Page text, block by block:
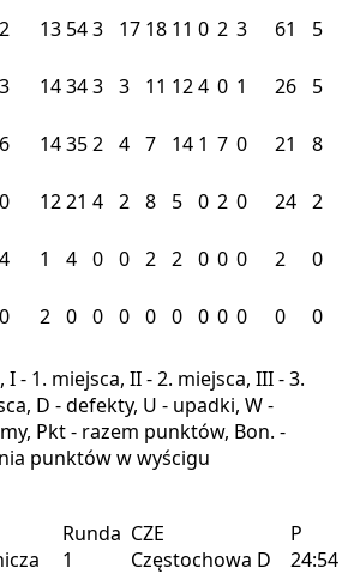
13 543 17 18 11 0 2 3 61 5
14343 3 11 124 0 1 26 5
14352 4 7 14 1 7 0 21
8
1221 4 2 8 5 0 2 0 24 2
1 4 0 0 2 2 0 0 0 2
0
2 0 0 0 0 0 0 0 0 0 0
I - 1. miejsca, II - 2. miejsca, III - 3.
D - defekty, U - upadki, W -
Pkt - razem punktów, Bon. -
punktów w wyścigu
Runda
1
CZE
Częstochowa D
P
24:54